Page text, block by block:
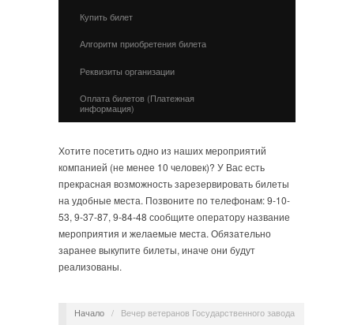
Купить билет
Алгоритм приобретения билета
Реквизиты организации
Оплата билетов (Платежная
информация)
Хотите посетить одно из наших мероприятий
компанией (не менее 10 человек)? У Вас есть
прекрасная возможность зарезервировать билеты
на удобные места. Позвоните по телефонам: 9-10-
53, 9-37-87, 9-84-48 сообщите оператору название
мероприятия и желаемые места. Обязательно
заранее выкупите билеты, иначе они будут
реализованы.
Начало /
Вечер ветеранов Государственного завода